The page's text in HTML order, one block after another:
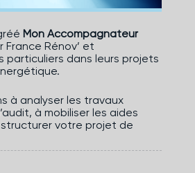
Mon Accompagnateur
France Rénov’ et
particuliers dans leurs projets
à analyser les travaux
à mobiliser les aides
votre projet de